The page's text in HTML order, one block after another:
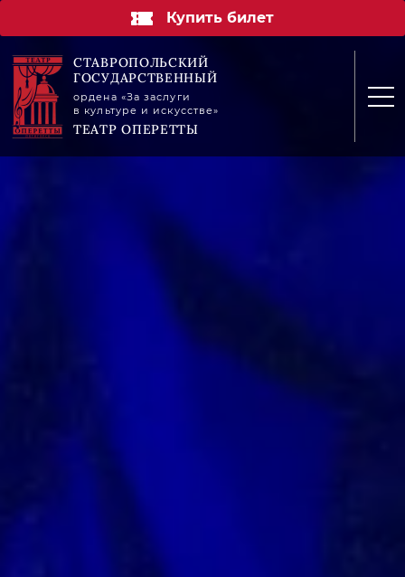
Купить билет
СТАВРОПОЛЬСКИЙ
ГОСУДАРСТВЕННЫЙ
ордена «За заслуги
в культуре и искусстве»
ТЕАТР ОПЕРЕТТЫ